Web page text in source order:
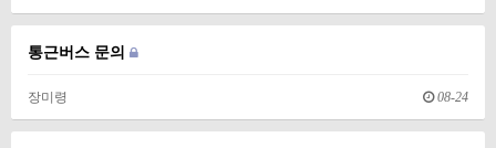
통근버스 문의
장미령 08-24